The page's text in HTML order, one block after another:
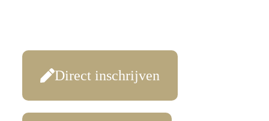
Direct inschrijven